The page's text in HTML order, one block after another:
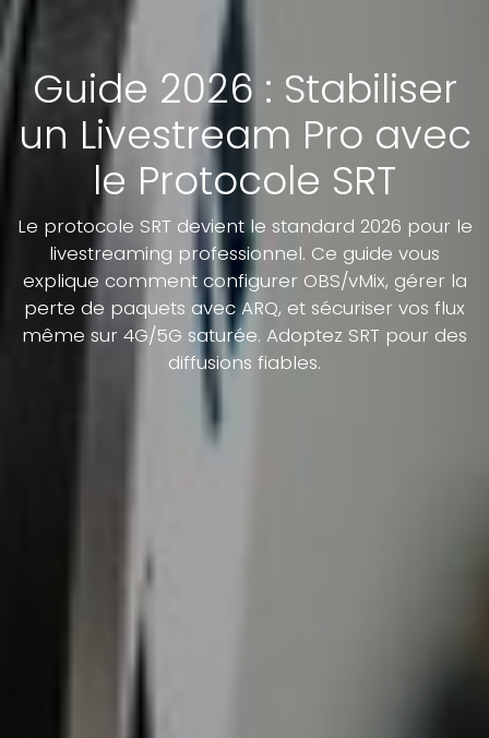
Guide 2026 : Stabiliser
un Livestream Pro avec
le Protocole SRT
Le protocole SRT devient le standard 2026 pour le
livestreaming professionnel. Ce guide vous
explique comment configurer OBS/vMix, gérer la
perte de paquets avec ARQ, et sécuriser vos flux
même sur 4G/5G saturée. Adoptez SRT pour des
diffusions fiables.